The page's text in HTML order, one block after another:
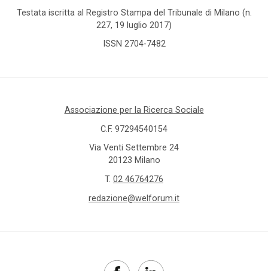
Testata iscritta al Registro Stampa del Tribunale di Milano (n.
227, 19 luglio 2017)
ISSN 2704-7482
Associazione per la Ricerca Sociale
C.F. 97294540154
Via Venti Settembre 24
20123 Milano
T. 02 46764276
redazione@welforum.it